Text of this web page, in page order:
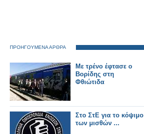
ΠΡΟΗΓΟΥΜΕΝΑ ΑΡΘΡΑ
Με τρένο έφτασε ο
Βορίδης στη
Φθιώτιδα
Στο ΣτΕ για το κόψιμο
των μισθών ...